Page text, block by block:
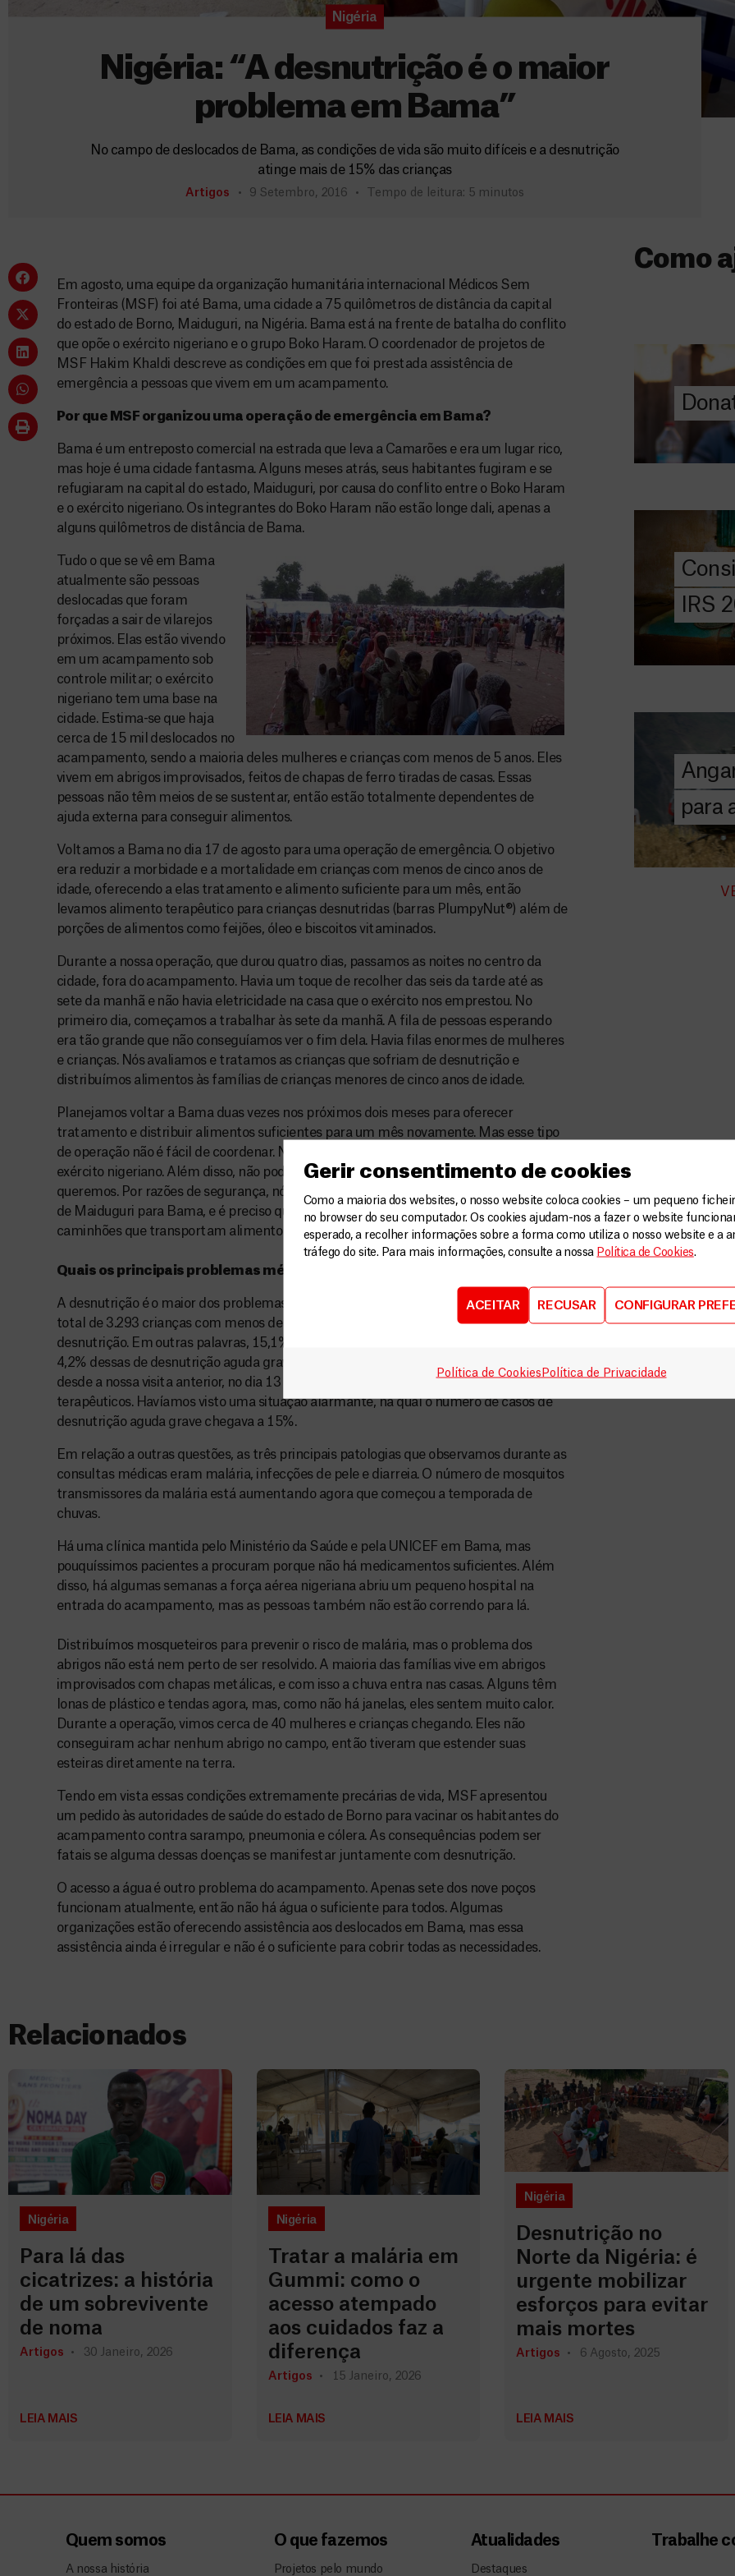
Gerir consentimento de cookies
Como a maioria dos websites, o nosso website coloca cookies – um pequeno
no browser do seu computador. Os cookies ajudam-nos a fazer o website
esperado, a recolher informações sobre a forma como utiliza o nosso website e a
tráfego do site. Para mais informações, consulte a nossa Política de Cookies.
ACEITAR RECUSAR CONFIGURAR
Política de Cookies Política de Privacidade
Nigéria
Nigéria: “A desnutrição é o maior
problema em Bama”
No campo de deslocados de Bama, as condições de vida são muito difíceis e a desnutrição
atinge mais de 15% das crianças
Artigos 9 Setembro, 2016 Tempo de leitura: 5 minutos
Em agosto, uma equipe da organização humanitária internacional Médicos Sem
Fronteiras (MSF) foi até Bama, uma cidade a 75 quilômetros de distância da capital
do estado de Borno, Maiduguri, na Nigéria. Bama está na frente de batalha do conflito
que opõe o exército nigeriano e o grupo Boko Haram. O coordenador de projetos de
MSF Hakim Khaldi descreve as condições em que foi prestada assistência de
emergência a pessoas que vivem em um acampamento.
Por que MSF organizou uma operação de emergência em Bama?
Bama é um entreposto comercial na estrada que leva a Camarões e era um lugar rico,
mas hoje é uma cidade fantasma. Alguns meses atrás, seus habitantes fugiram e se
refugiaram na capital do estado, Maiduguri, por causa do conflito entre o Boko Haram
e o exército nigeriano. Os integrantes do Boko Haram não estão longe dali, apenas a
alguns quilômetros de distância de Bama.
Tudo o que se vê em Bama
atualmente são pessoas
deslocadas que foram
forçadas a sair de vilarejos
próximos. Elas estão vivendo
em um acampamento sob
controle militar; o exército
nigeriano tem uma base na
cidade. Estima-se que haja
cerca de 15 mil deslocados no
acampamento, sendo a maioria deles mulheres e crianças com menos de 5 anos. Eles
vivem em abrigos improvisados, feitos de chapas de ferro tiradas de casas. Essas
pessoas não têm meios de se sustentar, então estão totalmente dependentes de
ajuda externa para conseguir alimentos.
Voltamos a Bama no dia 17 de agosto para uma operação de emergência. O objetivo
era reduzir a morbidade e a mortalidade em crianças com menos de cinco anos de
idade, oferecendo a elas tratamento e alimento suficiente para um mês, então
levamos alimento terapêutico para crianças desnutridas (barras PlumpyNut®) além de
porções de alimentos como feijões, óleo e biscoitos vitaminados.
Durante a nossa operação, que durou quatro dias, passamos as noites no centro da
cidade, fora do acampamento. Havia um toque de recolher das seis da tarde até as
sete da manhã e não havia eletricidade na casa que o exército nos emprestou. No
primeiro dia, começamos a trabalhar às sete da manhã. A fila de pessoas esperando
era tão grande que não conseguíamos ver o fim dela. Havia filas enormes de mulheres
e crianças. Nós avaliamos e tratamos as crianças que sofriam de desnutrição e
distribuímos alimentos às famílias de crianças menores de cinco anos de idade.
Planejamos voltar a Bama duas vezes nos próximos dois meses para oferecer
tratamento e distribuir alimentos suficientes para um mês novamente. Mas esse tipo
de operação não é fácil de coordenar. Nada pode ser feito sem coordenação com o
exército nigeriano. Além disso, não podemos nos locomover livremente como
queremos. Por razões de segurança, nós – a equipe – temos que viajar de helicóptero
de Maiduguri para Bama, e é preciso que uma escolta do exército acompanhe os
caminhões que transportam alimento e medicamentos.
Quais os principais problemas médicos encontrados por vocês?
A desnutrição é o maior dos problemas. Durante nossa operação, examinamos um
total de 3.293 crianças com menos de cinco anos e tratamos 513 contra a
desnutrição. Em outras palavras, 15,1% das crianças estava sofrendo de desnutrição, e
4,2% dessas de desnutrição aguda grave. Na verdade, houve uma pequena melhora
desde a nossa visita anterior, no dia 13 de julho, quando distribuímos alimentos
terapêuticos. Havíamos visto uma situação alarmante, na qual o número de casos de
desnutrição aguda grave chegava a 15%.
Em relação a outras questões, as três principais patologias que observamos durante as
consultas médicas eram malária, infecções de pele e diarreia. O número de mosquitos
transmissores da malária está aumentando agora que começou a temporada de
chuvas.
Há uma clínica mantida pelo Ministério da Saúde e pela UNICEF em Bama, mas
pouquíssimos pacientes a procuram porque não há medicamentos suficientes. Além
disso, há algumas semanas a força aérea nigeriana abriu um pequeno hospital na
entrada do acampamento, mas as pessoas também não estão correndo para lá.
Distribuímos mosqueteiros para prevenir o risco de malária, mas o problema dos
abrigos não está nem perto de ser resolvido. A maioria das famílias vive em abrigos
improvisados com chapas metálicas, e com isso a chuva entra nas casas. Alguns têm
lonas de plástico e tendas agora, mas, como não há janelas, eles sentem muito calor.
Durante a operação, vimos cerca de 40 mulheres e crianças chegando. Eles não
conseguiram achar nenhum abrigo no campo, então tiveram que estender suas
esteiras diretamente na terra.
Tendo em vista essas condições extremamente precárias de vida, MSF apresentou
um pedido às autoridades de saúde do estado de Borno para vacinar os habitantes do
acampamento contra sarampo, pneumonia e cólera. As consequências podem ser
fatais se alguma dessas doenças se manifestar juntamente com desnutrição.
O acesso a água é outro problema do acampamento. Apenas sete dos nove poços
funcionam atualmente, então não há água o suficiente para todos. Algumas
organizações estão oferecendo assistência aos deslocados em Bama, mas essa
assistência ainda é irregular e não é o suficiente para cobrir todas as necessidades.
Como
ajuda-nos a
a quem mais
DOE
AGORA
IRS
Saiba tudo
IRS: o que é,
preencher, e
MSF com o
DOE
AGORA
para
Angarie
A MSF
chegar
humanitária
DOE
AGORA
Relacionados
Nigéria
Para lá das
cicatrizes: a história
de um sobrevivente
de noma
Artigos 30 Janeiro, 2026
LEIA MAIS
Nigéria
Tratar a malária em
Gummi: como o
acesso atempado
aos cuidados faz a
diferença
Artigos 15 Janeiro, 2026
LEIA MAIS
Nigéria
Desnutrição no
Norte da Nigéria: é
urgente mobilizar
esforços para evitar
mais mortes
Artigos 6 Agosto, 2025
LEIA MAIS
Quem somos
A nossa história
O que fazemos
Projetos pelo mundo
Atualidades
Destaques
Trabalhe